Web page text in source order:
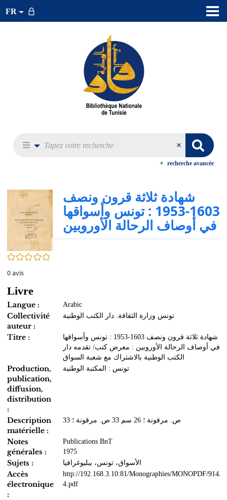
FR
recherche avancée
0/5
0avis
شهادة ثلاثة قرون ونصف
1603-1953 : تونس وأسواقها
في أوصاف الرحالة الأوروبين
Livre
Langue : Arabic
Collectivité
auteur :
تونس وزارة الثقافة. دار الكتب الوطنية
Titre :
شهادة ثلاثة قرون ونصف 1603-1953 : تونس وأسواقها
في أوصاف الرحالة الأوروبين : معرض كتب/ تقدمه دار
الكتب الوطنية بالاشتراك مع شعبة السواق
Production,
publication,
diffusion,
distribution
:
تونس : المكتبة الوطنية
Description
matérielle :
33 ص. مرقونة ؛ 26 سم 33 ص. مرقونة ؛
Notes
générales :
Publications BnT
1975
Sujets : الأسواق، تونس، ببليوغرافيا
Accès
électronique
:
http://192.168.3.10:81/Monographies/MONOPDF/914A-
4.pdf